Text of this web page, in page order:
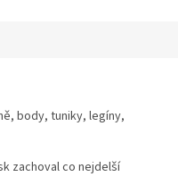
body, tuniky, legíny,
zachoval co nejdelší